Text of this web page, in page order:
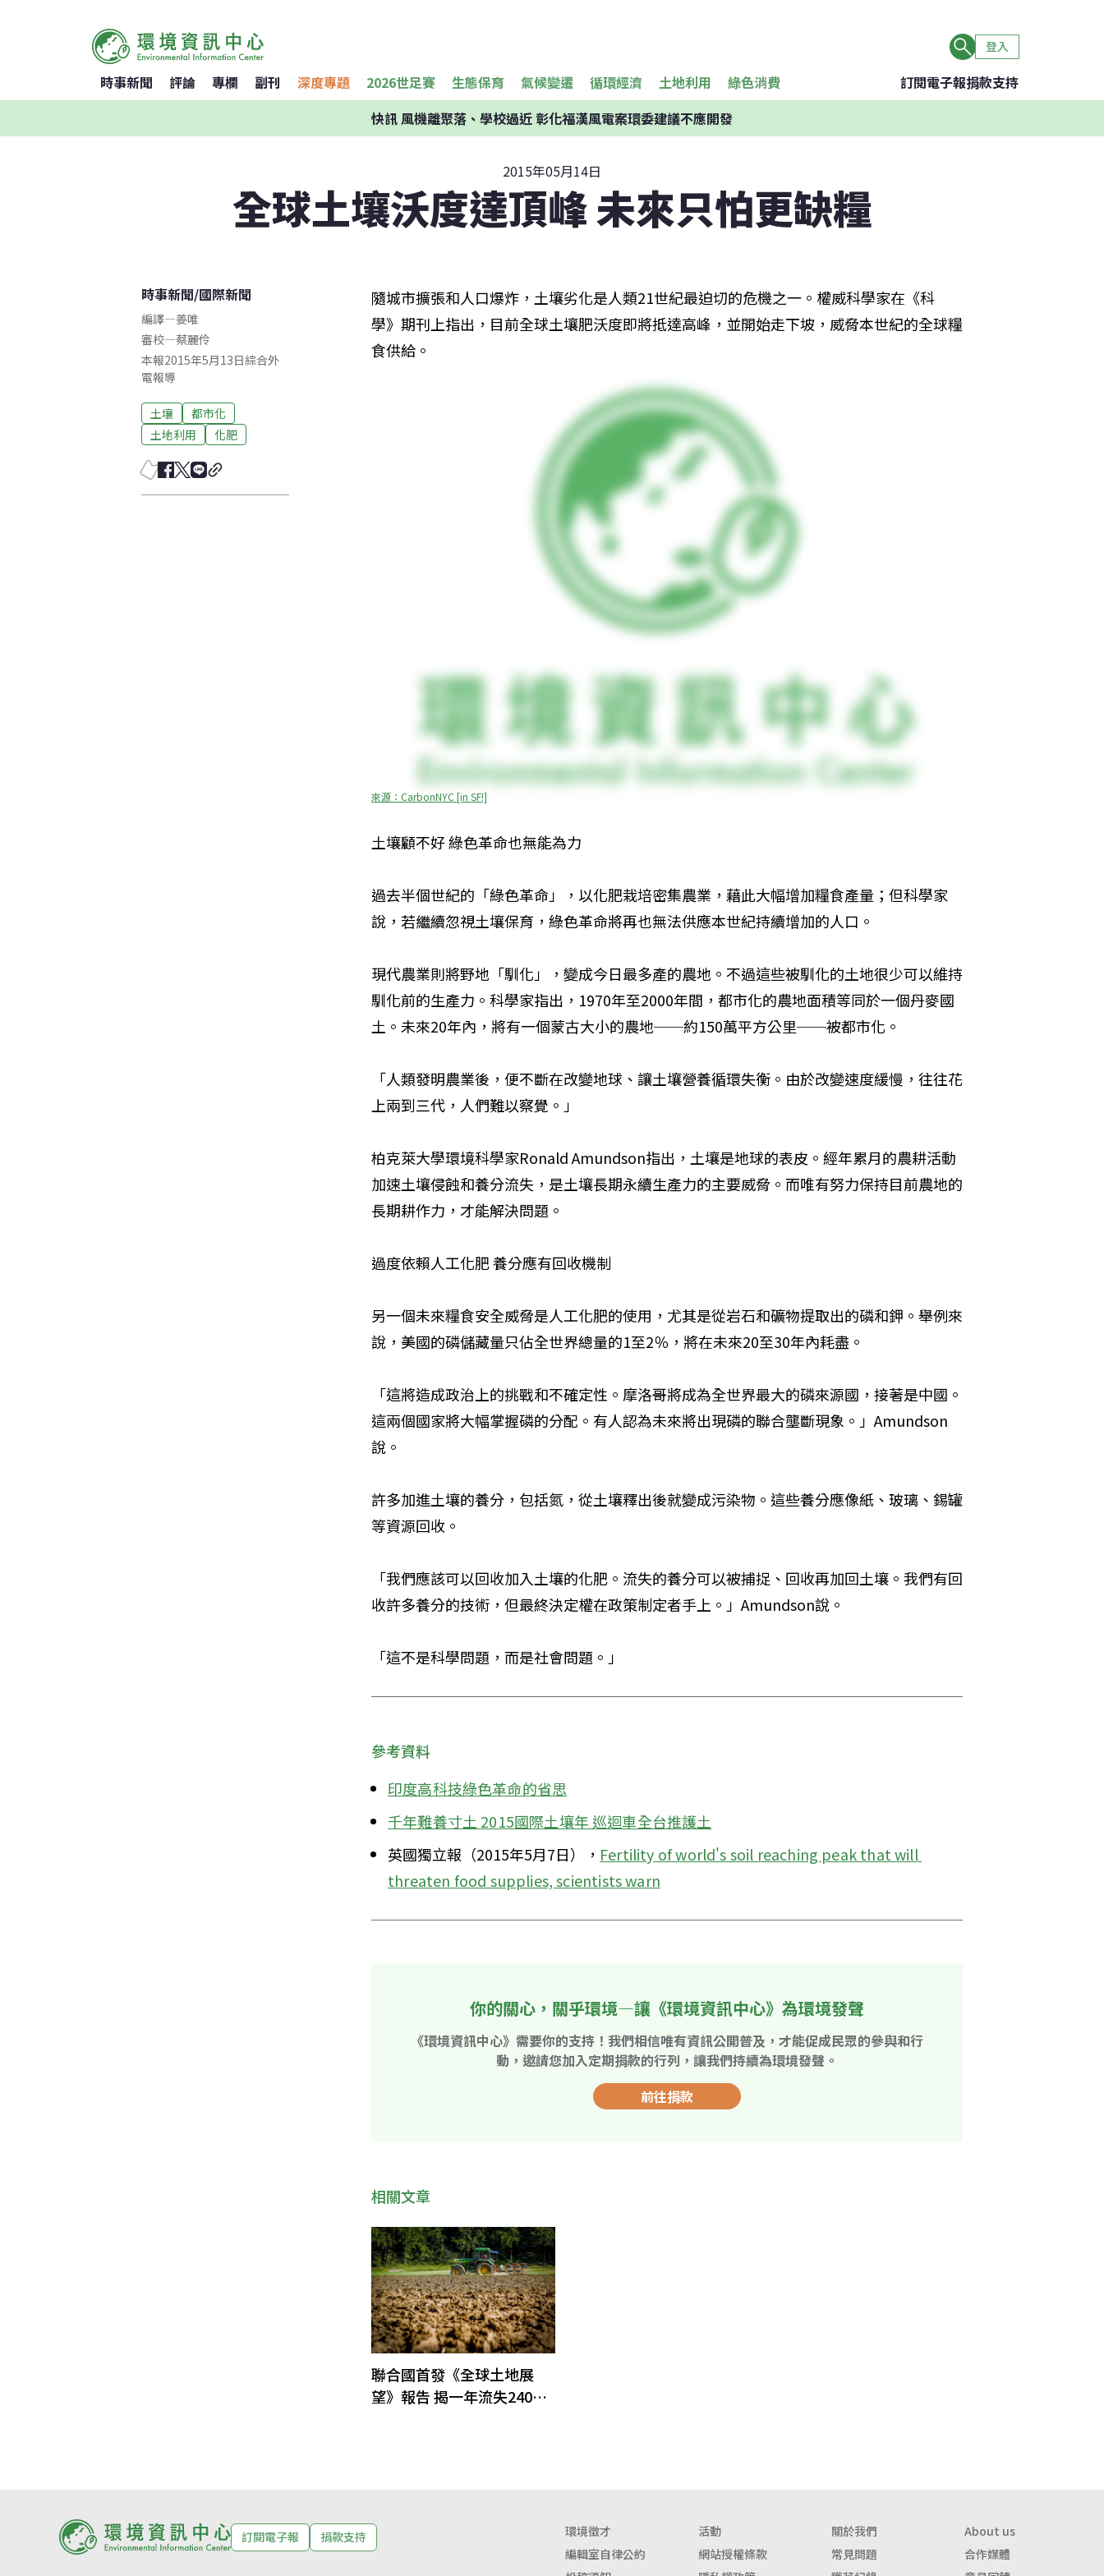
登入
時事新聞 評論 專欄 副刊 深度專題 2026世足賽 生態保育 氣候變遷 循環經濟 土地利用 綠色消費 訂閱電子報捐款支持
快訊風機離聚落、學校過近 彰化福漢風電案環委建議不應開發
2015年05月14日
全球土壤沃度達頂峰 未來只怕更缺糧
時事新聞/國際新聞
編譯—姜唯
審校—蔡麗伶
本報2015年5月13日綜合外
電報導
土壤
都市化
土地利用
化肥
隨城市擴張和人口爆炸，土壤劣化是人類21世紀最迫切的危機之一。權威科學家在《科
學》期刊上指出，目前全球土壤肥沃度即將抵達高峰，並開始走下坡，威脅本世紀的全球糧
食供給。
來源：CarbonNYC [in SF!]
土壤顧不好 綠色革命也無能為力
過去半個世紀的「綠色革命」，以化肥栽培密集農業，藉此大幅增加糧食產量；但科學家
說，若繼續忽視土壤保育，綠色革命將再也無法供應本世紀持續增加的人口。
現代農業則將野地「馴化」，變成今日最多產的農地。不過這些被馴化的土地很少可以維持
馴化前的生產力。科學家指出，1970年至2000年間，都市化的農地面積等同於一個丹麥國
土。未來20年內，將有一個蒙古大小的農地──約150萬平方公里──被都市化。
「人類發明農業後，便不斷在改變地球、讓土壤營養循環失衡。由於改變速度緩慢，往往花
上兩到三代，人們難以察覺。」
柏克萊大學環境科學家Ronald Amundson指出，土壤是地球的表皮。經年累月的農耕活動
加速土壤侵蝕和養分流失，是土壤長期永續生產力的主要威脅。而唯有努力保持目前農地的
長期耕作力，才能解決問題。
過度依賴人工化肥 養分應有回收機制
另一個未來糧食安全威脅是人工化肥的使用，尤其是從岩石和礦物提取出的磷和鉀。舉例來
說，美國的磷儲藏量只佔全世界總量的1至2％，將在未來20至30年內耗盡。
「這將造成政治上的挑戰和不確定性。摩洛哥將成為全世界最大的磷來源國，接著是中國。
這兩個國家將大幅掌握磷的分配。有人認為未來將出現磷的聯合壟斷現象。」Amundson
說。
許多加進土壤的養分，包括氮，從土壤釋出後就變成污染物。這些養分應像紙、玻璃、錫罐
等資源回收。
「我們應該可以回收加入土壤的化肥。流失的養分可以被捕捉、回收再加回土壤。我們有回
收許多養分的技術，但最終決定權在政策制定者手上。」Amundson說。
「這不是科學問題，而是社會問題。」
參考資料
印度高科技綠色革命的省思
千年難養寸土 2015國際土壤年 巡迴車全台推護土
英國獨立報（2015年5月7日）， Fertility of world's soil reaching peak that will
threaten food supplies, scientists warn
你的關心，關乎環境—讓《環境資訊中心》為環境發聲
《環境資訊中心》需要你的支持！我們相信唯有資訊公開普及，才能促成民眾的參與和行
動，邀請您加入定期捐款的行列，讓我們持續為環境發聲。
前往捐款
相關文章
聯合國首發《全球土地展
望》報告 揭一年流失240億
訂閱電子報 捐款支持 環境徵才 活動 關於我們
About us
編輯室自律公約
網站授權條款 常見問題
合作媒體